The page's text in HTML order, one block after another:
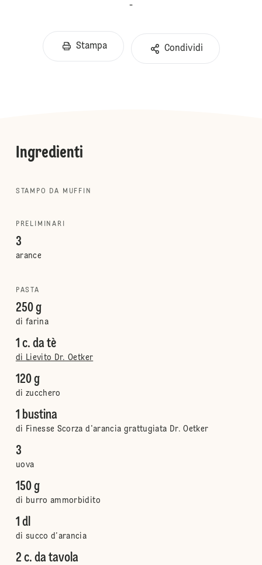
-
Stampa Condividi
Ingredienti
STAMPO DA MUFFIN
PRELIMINARI
3
arance
PASTA
250 g
di farina
1 c. da tè
di Lievito Dr. Oetker
120 g
di zucchero
1 bustina
di Finesse Scorza d'arancia grattugiata Dr. Oetker
3
uova
150 g
di burro ammorbidito
1 dl
di succo d’arancia
2 c. da tavola